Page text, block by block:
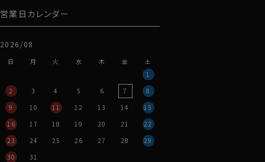
営業日カレンダー
2026/08
日 月 火 水 木 金
土
1
2
3 4 5 6 7
8
9
10 11 12 13 14
15
16
17 18 19 20 21
22
23
24 25 26 27 28
29
30
31